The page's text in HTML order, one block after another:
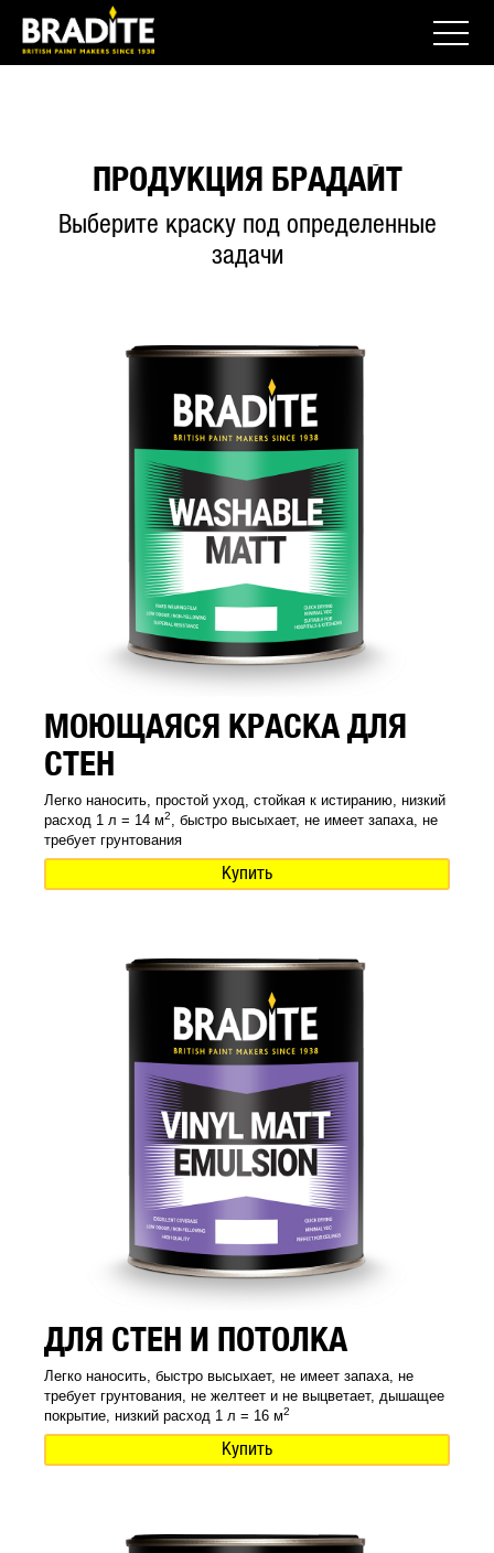
ПРОДУКЦИЯ БРАДАЙТ
Выберите краску под определенные
задачи
МОЮЩАЯСЯ КРАСКА ДЛЯ
СТЕН
Легко наносить, простой уход, стойкая к истиранию, низкий
расход 1 л = 14 м2
, быстро высыхает, не имеет запаха, не
требует грунтования
Купить
ДЛЯ СТЕН И ПОТОЛКА
Легко наносить, быстро высыхает, не имеет запаха, не
требует грунтования, не желтеет и не выцветает, дышащее
покрытие, низкий расход 1 л = 16 м2
Купить